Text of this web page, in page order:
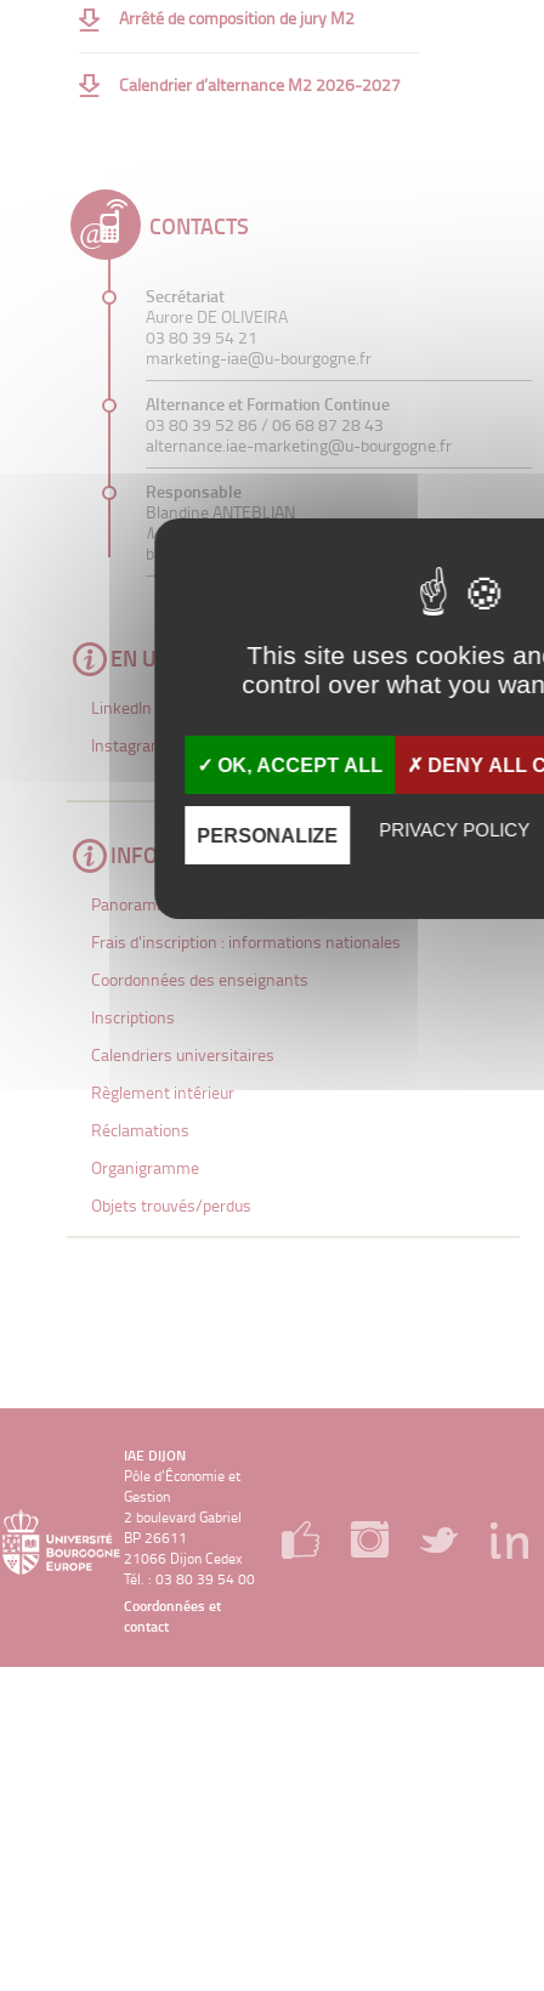
Serious game de négociation
Serious game stratégie marketing
Bilan d’expérience entreprise
Cycle de conférences
Arrêté de composition de jury M2
Calendrier d’alternance M2 2026-2027
CONTACTS
Secrétariat
Aurore DE OLIVEIRA
03 80 39 54 21
marketing-iae@u-bourgogne.fr
Alternance et Formation Continue
03 80 39 52 86 / 06 68 87 28 43
alternance.iae-marketing@u-bourgogne.fr
Responsable
Blandine ANTEBLIAN
Maître de Conférences
blandine.anteblian@u-bourgogne.fr
EN UN CLIC
LinkedIn du Master
Instagram du Master
INFOS PRATIQUES
Panorama des formations
Frais d'inscription : informations nationales
Coordonnées des enseignants
Inscriptions
Calendriers universitaires
Règlement intérieur
Réclamations
Organigramme
Objets trouvés/perdus
IAE DIJON
Pôle d’Économie et
Gestion
2 boulevard Gabriel
BP 26611
21066 Dijon Cedex
Tél. : 03 80 39 54 00
Coordonnées et
contact
This site uses cookies
control over what you
OK, ACCEPT ALL DENY ALL
PERSONALIZE PRIVACY POLICY